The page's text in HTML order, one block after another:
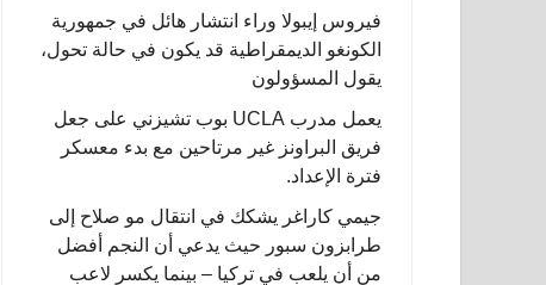
فيروس إيبولا وراء انتشار هائل في جمهورية
الكونغو الديمقراطية قد يكون في حالة تحول،
يقول المسؤولون
يعمل مدرب UCLA بوب تشيزني على جعل
فريق البراونز غير مرتاحين مع بدء معسكر
فترة الإعداد.
جيمي كاراغر يشكك في انتقال مو صلاح إلى
طرابزون سبور حيث يدعي أن النجم أفضل
من أن يلعب في تركيا – بينما يكسر لاعب